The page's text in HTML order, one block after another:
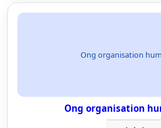
Ong organisation
Ong organisation